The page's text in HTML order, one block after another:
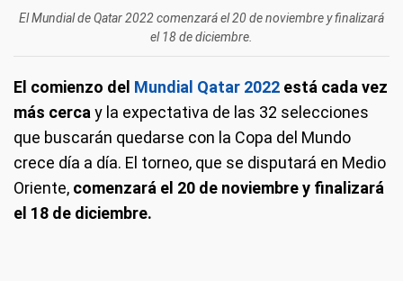
El Mundial de Qatar 2022 comenzará el 20 de noviembre y finalizará
el 18 de diciembre.
El comienzo del Mundial Qatar 2022 está cada vez
más cerca y la expectativa de las 32 selecciones
que buscarán quedarse con la Copa del Mundo
crece día a día. El torneo, que se disputará en Medio
Oriente, comenzará el 20 de noviembre y finalizará
el 18 de diciembre.